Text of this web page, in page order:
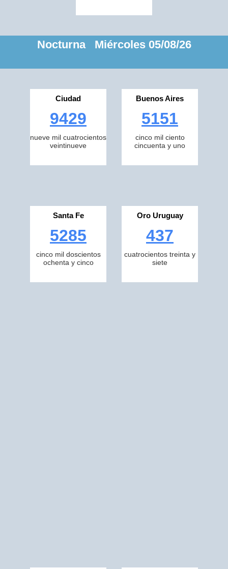
Nocturna Miércoles 05/08/26
Ciudad
9429
nueve mil cuatrocientos
veintinueve
Buenos Aires
5151
cinco mil ciento
cincuenta y uno
Santa Fe
5285
cinco mil doscientos
ochenta y cinco
Oro Uruguay
437
cuatrocientos treinta y
siete